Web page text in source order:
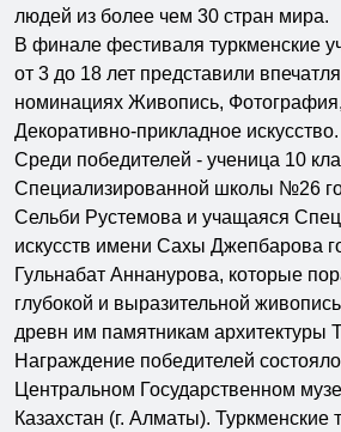
людей из более чем 30 стран мира.
В финале фестиваля туркменские
от 3 до 18 лет представили
номинациях Живопись,
Декоративно-прикладное искусство.
Среди победителей - ученица 10
Специализированной школы №26
Сельби Рустемова и учащаяся
искусств имени Сахы Джепбарова
Гульнабат Аннанурова, которые
глубокой и выразительной
древн им памятникам архитектуры
Награждение победителей
Центральном Государственном
Казахстан (г. Алматы). Туркменские